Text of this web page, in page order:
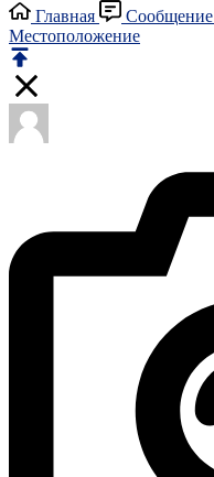
Главная
Сообщение
Местоположение